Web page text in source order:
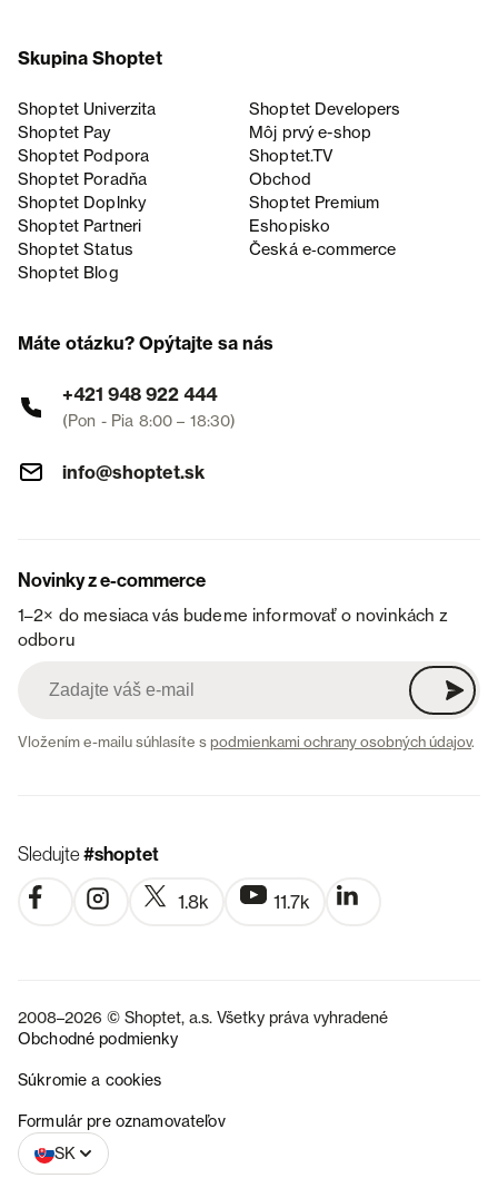
Skupina Shoptet
Shoptet Univerzita
Shoptet Developers
Shoptet Pay
Môj prvý e-shop
Shoptet Podpora
Shoptet.TV
Shoptet Poradňa
Obchod
Shoptet Doplnky
Shoptet Premium
Shoptet Partneri
Eshopisko
Shoptet Status
Česká e‑commerce
Shoptet Blog
Máte otázku? Opýtajte sa nás
+421 948 922 444
(Pon - Pia 8:00 – 18:30)
info@shoptet.sk
Novinky z e-commerce
1–2× do mesiaca vás budeme informovať o novinkách z
odboru
Vložením e-mailu súhlasíte spodmienkami ochrany osobných údajov.
Sledujte#shoptet
1.8k 11.7k
2008–2026 © Shoptet, a.s. Všetky práva vyhradené
Obchodné podmienky
Súkromie a cookies
Formulár pre oznamovateľov
SK